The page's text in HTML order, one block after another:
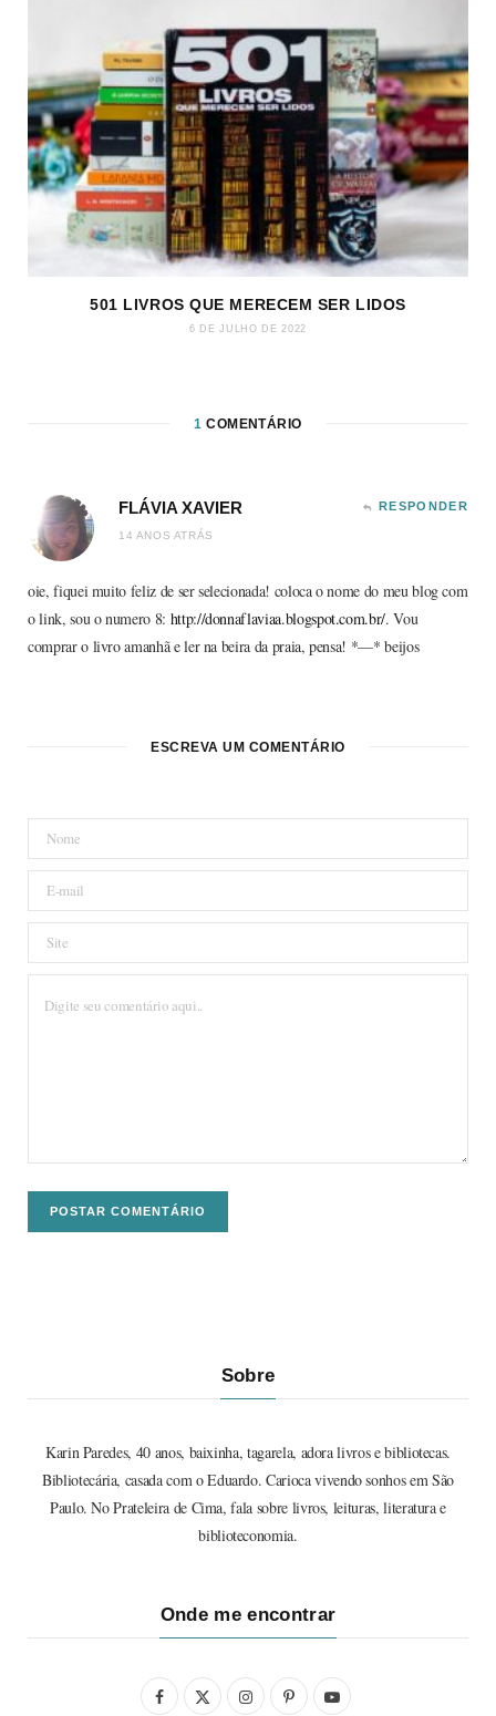
501 LIVROS QUE MERECEM SER LIDOS
6 DE JULHO DE 2022
1 COMENTÁRIO
FLÁVIA XAVIER
14 ANOS ATRÁS
RESPONDER
oie, fiquei muito feliz de ser selecionada! coloca o nome do meu blog com
o link, sou o numero 8: http://donnaflaviaa.blogspot.com.br/. Vou
comprar o livro amanhã e ler na beira da praia, pensa! *—* beijos
ESCREVA UM COMENTÁRIO
Sobre
Karin Paredes, 40 anos, baixinha, tagarela, adora livros e bibliotecas.
Bibliotecária, casada com o Eduardo. Carioca vivendo sonhos em São
Paulo. No Prateleira de Cima, fala sobre livros, leituras, literatura e
biblioteconomia.
Onde me encontrar
F X I P Y